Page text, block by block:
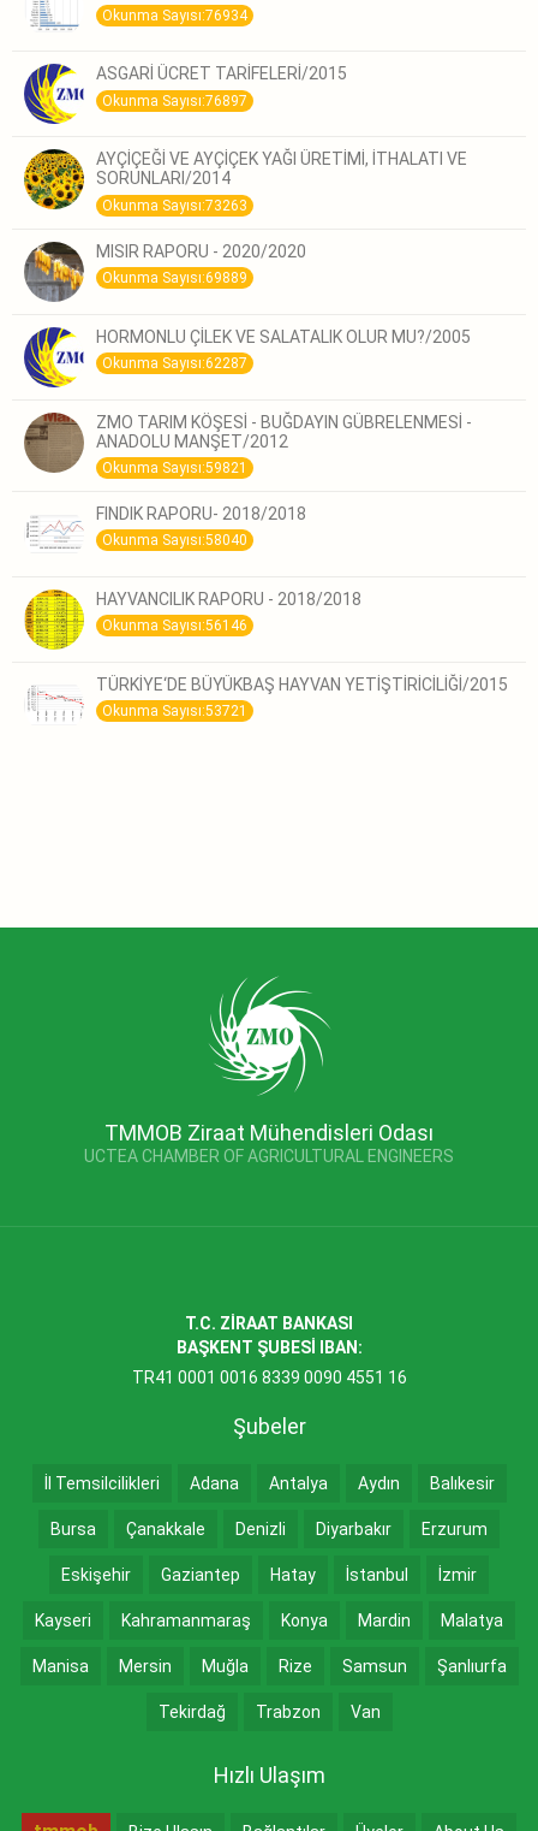
Okunma Sayısı:76934
ASGARİ ÜCRET TARİFELERİ/2015
Okunma Sayısı:76897
AYÇİÇEĞİ VE AYÇİÇEK YAĞI ÜRETİMİ, İTHALATI VE
SORUNLARI/2014
Okunma Sayısı:73263
MISIR RAPORU - 2020/2020
Okunma Sayısı:69889
HORMONLU ÇİLEK VE SALATALIK OLUR MU?/2005
Okunma Sayısı:62287
ZMO TARIM KÖŞESİ - BUĞDAYIN GÜBRELENMESİ -
ANADOLU MANŞET/2012
Okunma Sayısı:59821
FINDIK RAPORU- 2018/2018
Okunma Sayısı:58040
HAYVANCILIK RAPORU - 2018/2018
Okunma Sayısı:56146
TÜRKİYE‘DE BÜYÜKBAŞ HAYVAN YETİŞTİRİCİLİĞİ/2015
Okunma Sayısı:53721
TMMOB Ziraat Mühendisleri Odası
UCTEA CHAMBER OF AGRICULTURAL ENGINEERS
T.C. ZİRAAT BANKASI
BAŞKENT ŞUBESİ IBAN:
TR41 0001 0016 8339 0090 4551 16
Şubeler
İl Temsilcilikleri Adana Antalya Aydın Balıkesir
Bursa Çanakkale Denizli Diyarbakır Erzurum
Eskişehir Gaziantep Hatay İstanbul İzmir
Kayseri Kahramanmaraş Konya Mardin Malatya
Manisa Mersin Muğla Rize Samsun Şanlıurfa
Tekirdağ Trabzon Van
Hızlı Ulaşım